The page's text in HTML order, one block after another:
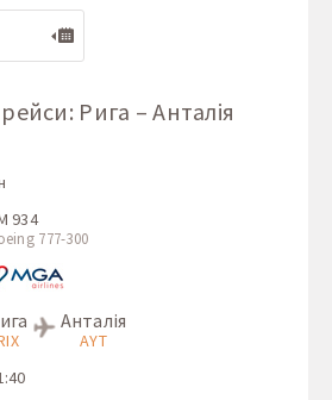
Рига – Анталія
934
777-300
Анталія
AYT